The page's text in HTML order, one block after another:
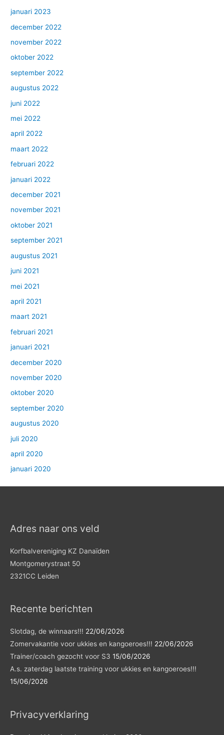
januari 2023
december 2022
november 2022
oktober 2022
september 2022
augustus 2022
juni 2022
mei 2022
april 2022
maart 2022
februari 2022
januari 2022
december 2021
november 2021
oktober 2021
september 2021
augustus 2021
juni 2021
mei 2021
april 2021
maart 2021
februari 2021
januari 2021
december 2020
november 2020
oktober 2020
september 2020
augustus 2020
juli 2020
april 2020
januari 2020
Adres naar ons veld
Korfbalvereniging KZ Danaïden
Montgomerystraat 50
2321CC Leiden
Recente berichten
Slotdag, de winnaars!!! 22/06/2026
Zomervakantie voor ukkies en kangoeroes!!! 22/06/2026
Trainer/coach gezocht voor S3 15/06/2026
A.s. zaterdag laatste training voor ukkies en kangoeroes!!!
15/06/2026
Privacyverklaring